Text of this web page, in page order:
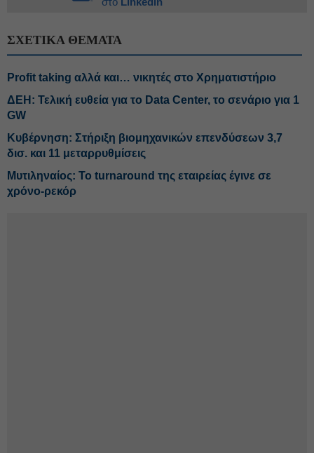
ΣΧΕΤΙΚΑ ΘΕΜΑΤΑ
Profit taking αλλά και… νικητές στο Χρηματιστήριο
ΔΕΗ: Τελική ευθεία για το Data Center, το σενάριο για 1
GW
Κυβέρνηση: Στήριξη βιομηχανικών επενδύσεων 3,7
δισ. και 11 μεταρρυθμίσεις
Μυτιληναίος: Το turnaround της εταιρείας έγινε σε
χρόνο-ρεκόρ